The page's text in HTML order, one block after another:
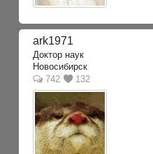
ark1971
Доктор наук
Новосибирск
742
132